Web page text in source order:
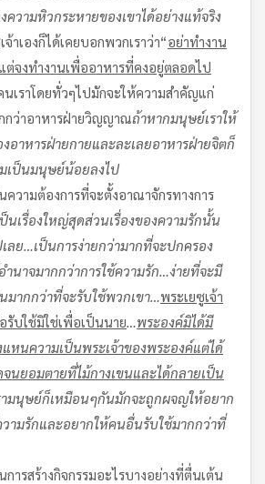
ความหิวกระหายของเขาได้อย่างแท้จริง
จ้าเองก็ได้เคยบอกพวกเราว่า“อย่าทำงาน
ต่จงทำงานเพื่ออาหารที่คงอยู่ตลอดไป
นเราโดยทั่วๆไปมักจะให้ความสำคัญแก่
กว่าอาหารฝ่ายวิญญาณถ้าหากมนุษย์เราให้
อาหารฝ่ายกายและละเลยอาหารฝ่ายจิตก็
มเป็นมนุษย์น้อยลงไป
ความต้องการที่จะตั้งอาณาจักรทางการ
นเรื่องใหญ่สุดส่วนเรื่องของความรักนั้น
ลย…เป็นการง่ายกว่ามากที่จะปกครอง
ำนาจมากกว่าการใช้ความรัก…ง่ายที่จะมี
มากกว่าที่จะรับใช้พวกเขา…พระเยซูเจ้า
รับใช้มิใช่เพื่อเป็นนาย…พระองค์มิได้มี
หนความเป็นพระเจ้าของพระองค์แต่ได้
จนยอมตายที่ไม้กางเขนและได้กลายเป็น
ามนุษย์ก็เหมือนๆกันมักจะถูกผจญให้อยาก
ามรักและอยากให้คนอื่นรับใช้มากกว่าที่
การสร้างกิจกรรมอะไรบางอย่างที่ตื่นเต้น